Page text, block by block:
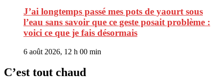
J’ai longtemps passé mes pots de yaourt sous
l’eau sans savoir que ce geste posait problème :
voici ce que je fais désormais
6 août 2026, 12 h 00 min
C’est tout chaud